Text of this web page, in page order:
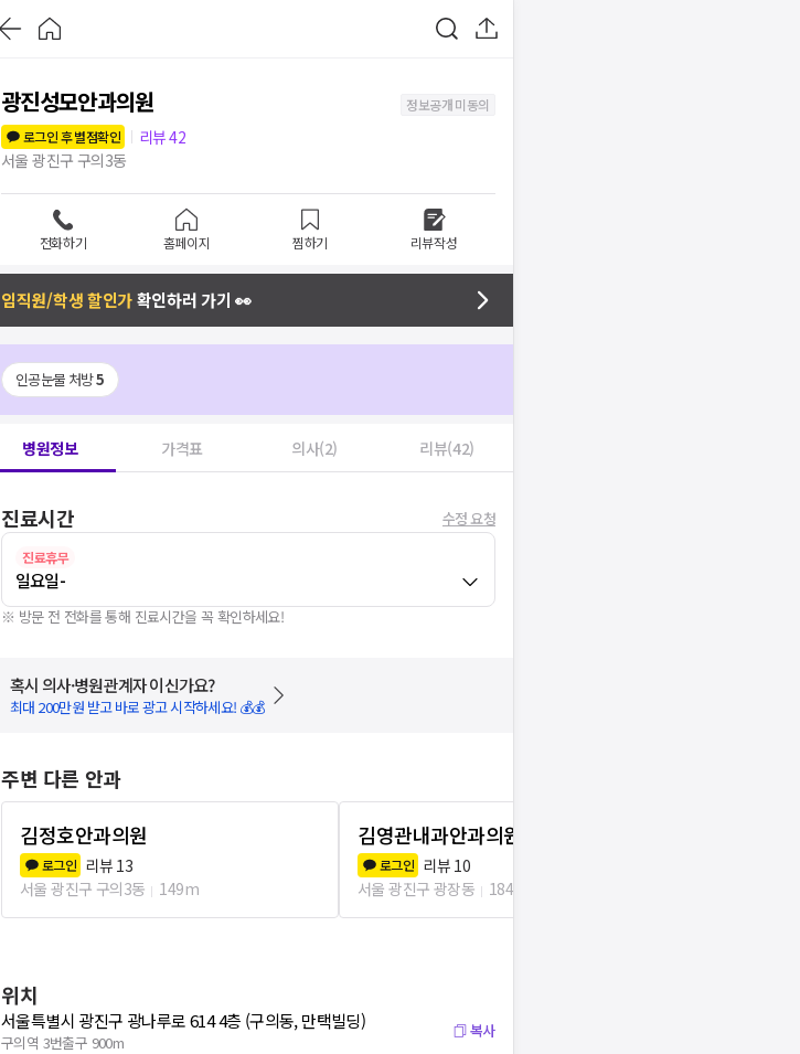
광진성모안과의원
정보공개 미동의
로그인 후 별점확인
리뷰42
서울 광진구 구의3동
전화하기 홈페이지 찜하기 리뷰작성
임직원/학생 할인가확인하러 가기 👀
인공눈물 처방5
병원정보 가격표 의사(2) 리뷰(42)
진료시간 수정 요청
진료휴무
일요일-
※ 방문 전 전화를 통해 진료시간을 꼭 확인하세요!
혹시 의사·병원관계자 이신가요?
최대 200만원 받고 바로 광고 시작하세요! 💰💰
주변 다른 안과
김정호안과의원
로그인 리뷰 13
서울 광진구 구의3동
149m
김영관내과안과의원
로그인 리뷰 10
서울 광진구 광장동
184m
위치
서울특별시 광진구 광나루로 614 4층 (구의동, 만택빌딩)
구의역 3번출구 900m
복사